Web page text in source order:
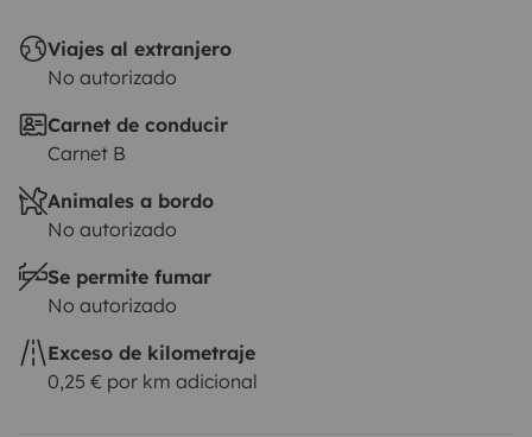
Viajes al extranjero
No autorizado
Carnet de conducir
Carnet B
Animales a bordo
No autorizado
Se permite fumar
No autorizado
Exceso de kilometraje
0,25 € por km adicional